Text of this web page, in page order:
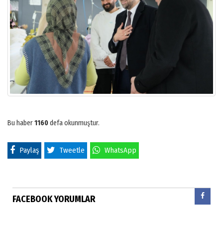
Bu haber1160defa okunmuştur.
Paylaş Tweetle WhatsApp
FACEBOOK YORUMLAR